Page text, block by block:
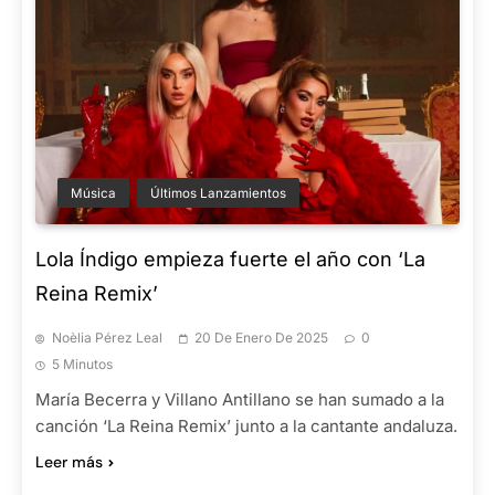
Música Últimos Lanzamientos
Lola Índigo empieza fuerte el año con ‘La
Reina Remix’
Noèlia Pérez Leal 20 De Enero De 2025
0
5 Minutos
María Becerra y Villano Antillano se han sumado a la
canción ‘La Reina Remix’ junto a la cantante andaluza.
Leer más